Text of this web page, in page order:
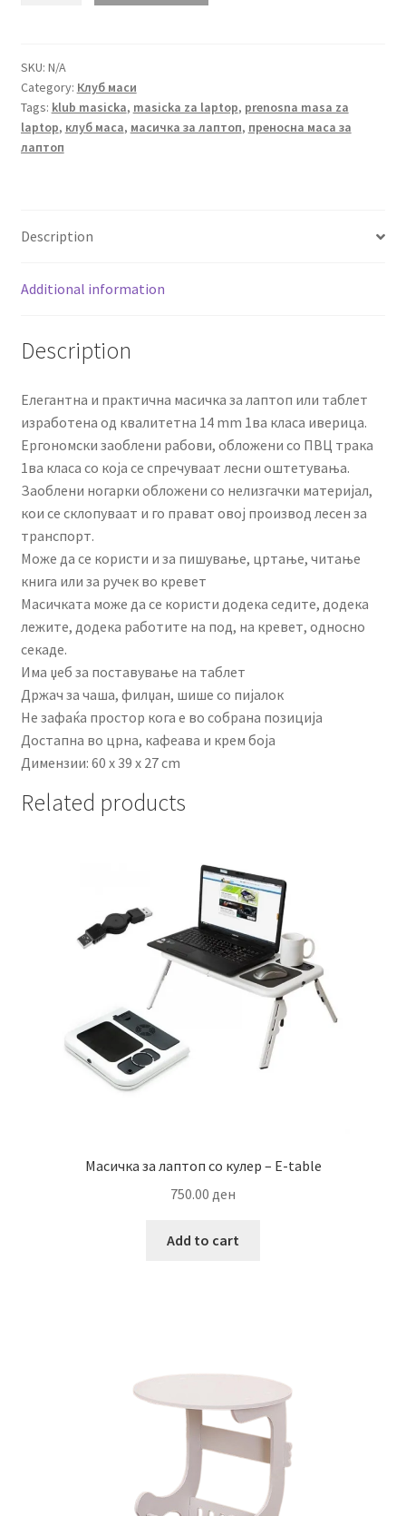
таблет
Avicii
quantity
SKU: N/A
Category: Клуб маси
Tags: klub masicka, masicka za laptop, prenosna masa za
laptop, клуб маса, масичка за лаптоп, преносна маса за
лаптоп
Description
Additional information
Description
Елегантна и практична масичка за лаптоп или таблет
изработена од квалитетна 14 mm 1ва класа иверица.
Ергономски заоблени рабови, обложени со ПВЦ трака
1ва класа со која се спречуваат лесни оштетувања.
Заоблени ногарки обложени со нелизгачки материјал,
кои се склопуваат и го прават овој производ лесен за
транспорт.
Може да се користи и за пишување, цртање, читање
книга или за ручек во кревет
Масичката може да се користи додека седите, додека
лежите, додека работите на под, на кревет, односно
секаде.
Има џеб за поставување на таблет
Држач за чаша, филџан, шише со пијалок
Не зафаќа простор кога е во собрана позиција
Достапна во црна, кафеава и крем боја
Димензии: 60 x 39 x 27 cm
Related products
Масичка за лаптоп со кулер – E-table
750.00 ден
Add to cart